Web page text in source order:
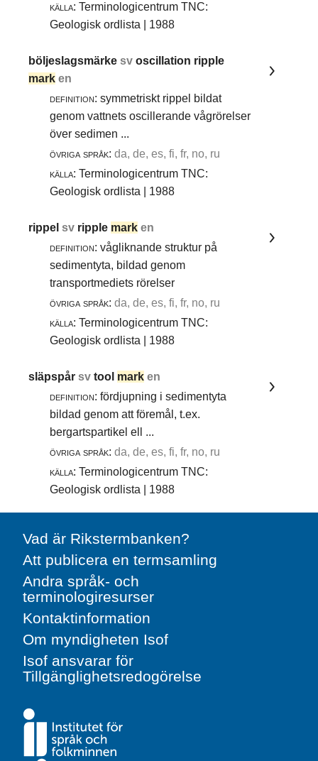
källa: Terminologicentrum TNC:
Geologisk ordlista | 1988
böljeslagsmärkesvoscillation ripple
mark en
definition: symmetriskt rippel bildat
genom vattnets oscillerande vågrörelser
över sedimen ...
övriga språk: da, de, es, fi, fr, no, ru
källa: Terminologicentrum TNC:
Geologisk ordlista | 1988
rippelsv ripple mark en
definition: vågliknande struktur på
sedimentyta, bildad genom
transportmediets rörelser
övriga språk: da, de, es, fi, fr, no, ru
källa: Terminologicentrum TNC:
Geologisk ordlista | 1988
släpspårsvtool mark en
definition: fördjupning i sedimentyta
bildad genom att föremål, t.ex.
bergartspartikel ell ...
övriga språk: da, de, es, fi, fr, no, ru
källa: Terminologicentrum TNC:
Geologisk ordlista | 1988
Vad är Rikstermbanken?
Att publicera en termsamling
Andra språk- och
terminologiresurser
Kontaktinformation
Om myndigheten Isof
Isof ansvarar för
Tillgänglighetsredogörelse